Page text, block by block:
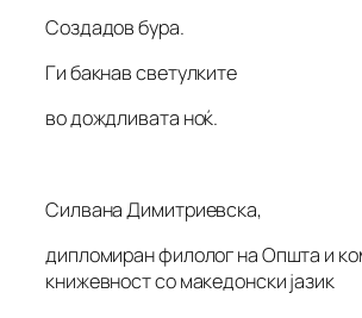
Создадов бура.
Ги бакнав светулките
во дождливата ноќ.
Силвана Димитриевска,
дипломиран филолог на Општа и
книжевност со македонски јазик